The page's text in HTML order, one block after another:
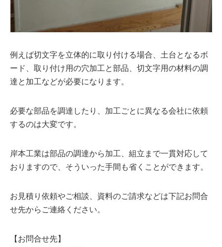
例えば切文字を立体的に取り付ける場合、土台となるボ
ード、取り付け用の穴加工と部品、切文字用の材料の調
達と加工などが必要になります。
必要な部品を調達したり、加工ごとに異なる会社に依頼
するのは大変です。
岸本工業は部品の調達から加工、組立まで一貫対応して
おりますので、そういった手間も省くことができます。
お見積り依頼やご相談、資料のご請求などは下記お問合
せ先からご連絡ください。
【お問合せ先】